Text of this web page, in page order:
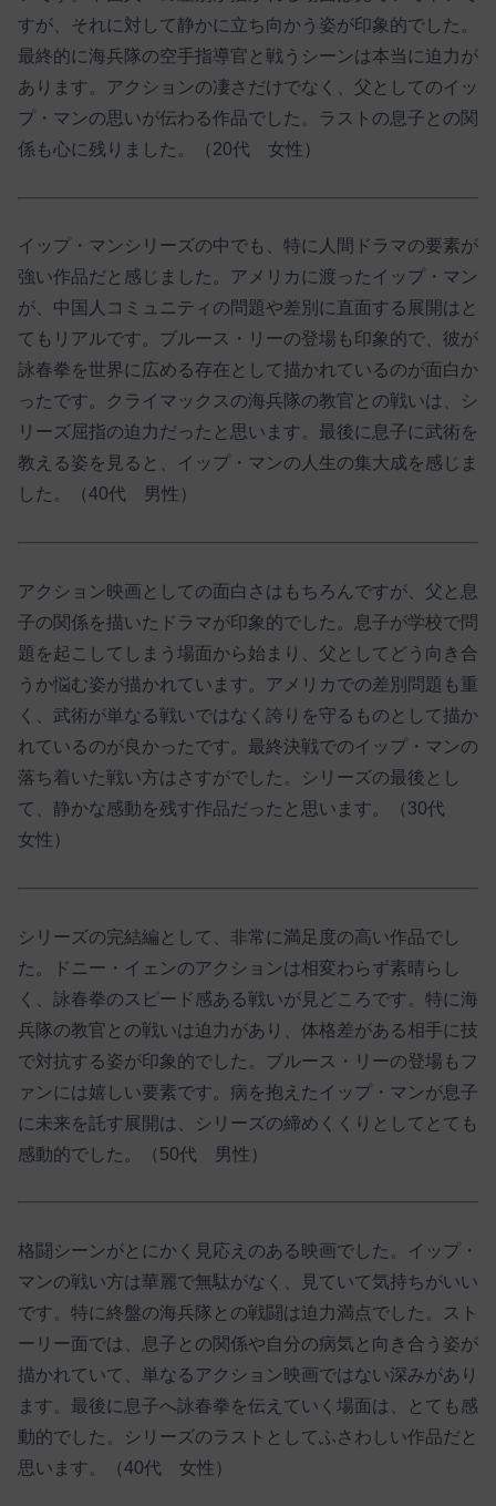
すが、それに対して静かに立ち向かう姿が印象的でした。
最終的に海兵隊の空手指導官と戦うシーンは本当に迫力が
あります。アクションの凄さだけでなく、父としてのイッ
プ・マンの思いが伝わる作品でした。ラストの息子との関
係も心に残りました。（20代 女性）
イップ・マンシリーズの中でも、特に人間ドラマの要素が
強い作品だと感じました。アメリカに渡ったイップ・マン
が、中国人コミュニティの問題や差別に直面する展開はと
てもリアルです。ブルース・リーの登場も印象的で、彼が
詠春拳を世界に広める存在として描かれているのが面白か
ったです。クライマックスの海兵隊の教官との戦いは、シ
リーズ屈指の迫力だったと思います。最後に息子に武術を
教える姿を見ると、イップ・マンの人生の集大成を感じま
した。（40代 男性）
アクション映画としての面白さはもちろんですが、父と息
子の関係を描いたドラマが印象的でした。息子が学校で問
題を起こしてしまう場面から始まり、父としてどう向き合
うか悩む姿が描かれています。アメリカでの差別問題も重
く、武術が単なる戦いではなく誇りを守るものとして描か
れているのが良かったです。最終決戦でのイップ・マンの
落ち着いた戦い方はさすがでした。シリーズの最後とし
て、静かな感動を残す作品だったと思います。（30代
女性）
シリーズの完結編として、非常に満足度の高い作品でし
た。ドニー・イェンのアクションは相変わらず素晴らし
く、詠春拳のスピード感ある戦いが見どころです。特に海
兵隊の教官との戦いは迫力があり、体格差がある相手に技
で対抗する姿が印象的でした。ブルース・リーの登場もフ
ァンには嬉しい要素です。病を抱えたイップ・マンが息子
に未来を託す展開は、シリーズの締めくくりとしてとても
感動的でした。（50代 男性）
格闘シーンがとにかく見応えのある映画でした。イップ・
マンの戦い方は華麗で無駄がなく、見ていて気持ちがいい
です。特に終盤の海兵隊との戦闘は迫力満点でした。スト
ーリー面では、息子との関係や自分の病気と向き合う姿が
描かれていて、単なるアクション映画ではない深みがあり
ます。最後に息子へ詠春拳を伝えていく場面は、とても感
動的でした。シリーズのラストとしてふさわしい作品だと
思います。（40代 女性）